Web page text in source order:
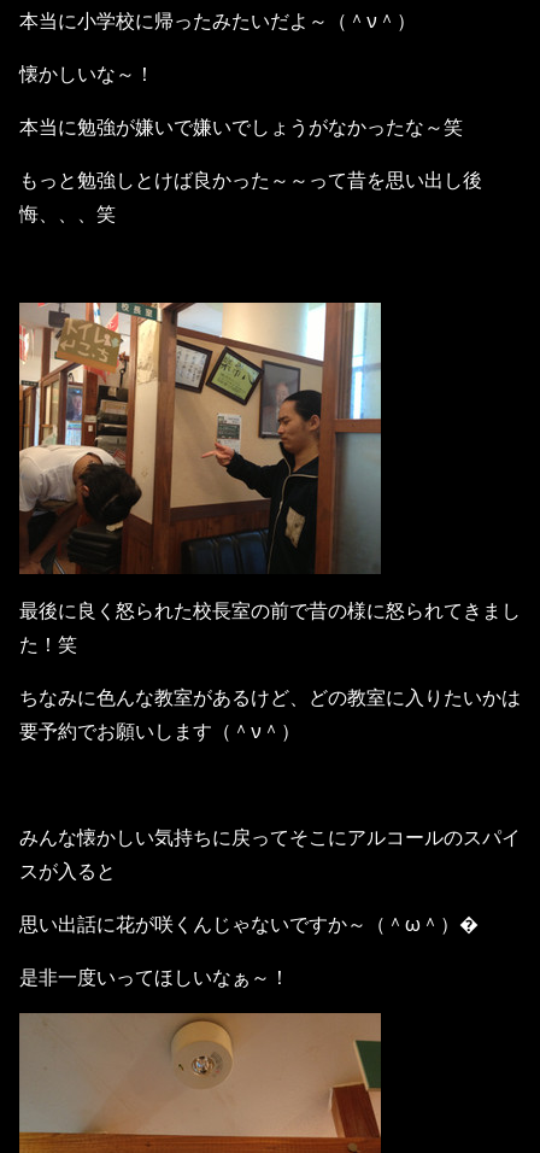
本当に小学校に帰ったみたいだよ～（＾ν＾）
懐かしいな～！
本当に勉強が嫌いで嫌いでしょうがなかったな～笑
もっと勉強しとけば良かった～～って昔を思い出し後
悔、、、笑
最後に良く怒られた校長室の前で昔の様に怒られてきまし
た！笑
ちなみに色んな教室があるけど、どの教室に入りたいかは
要予約でお願いします（＾ν＾）
みんな懐かしい気持ちに戻ってそこにアルコールのスパイ
スが入ると
思い出話に花が咲くんじゃないですか～（＾ω＾）�
是非一度いってほしいなぁ～！